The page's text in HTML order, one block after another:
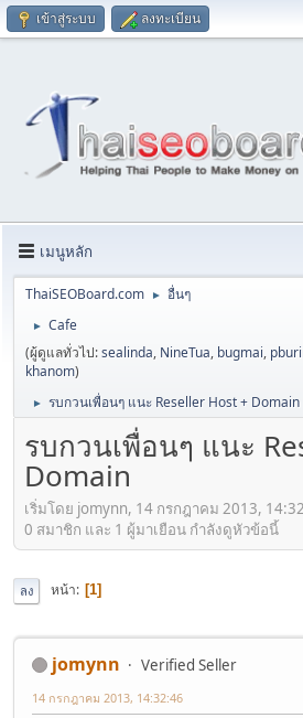
เข้าสู่ระบบ ลงทะเบียน
เมนูหลัก
ThaiSEOBoard.com ► อื่นๆ
►
Cafe
(ผู้ดูแลทั่วไป:sealinda, NineTua, bugmai,
khanom)
► รบกวนเพื่อนๆ แนะ Reseller Host + Domain
รบกวนเพื่อนๆ แนะ
Domain
เริ่มโดย jomynn, 14 กรกฎาคม 2013,
0 สมาชิก และ 1 ผู้มาเยือน กำลังดูหัวข้อนี้
ลง หน้า 1
jomynn Verified Seller
14 กรกฎาคม 2013, 14:32:46